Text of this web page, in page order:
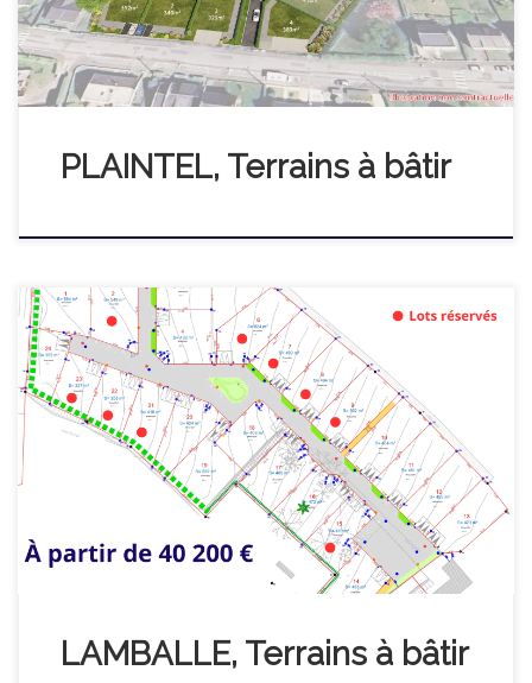
seulement 10 minutes de Saint-Brieuc, […]
PLAINTEL, Terrains à bâtir
Domaine de Brocéliande Un emplacement privilégié à
Lamballe Situé en plein cœur de Lamballe, le lotissement « Le
Domaine de Brocéliande » offre un emplacement idéal, à
deux pas des écoles, collège, lycée, commerces et toutes
commodités. Vous profitez également d’une excellente
accessibilité : à moins de 5 minutes de la N12, […]
LAMBALLE, Terrains à bâtir